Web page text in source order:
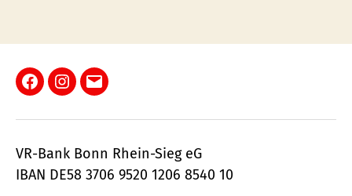
Facebook
Instagram
E-
VR-Bank Bonn Rhein-Sieg eG
IBAN DE58 3706 9520 1206 8540 10